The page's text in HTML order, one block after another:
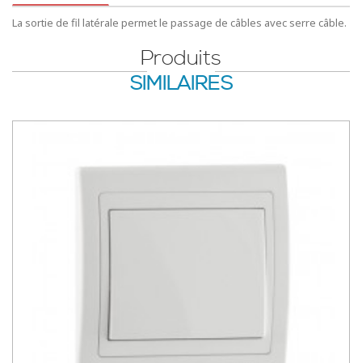
La sortie de fil latérale permet le passage de câbles avec serre câble.
Produits
SIMILAIRES